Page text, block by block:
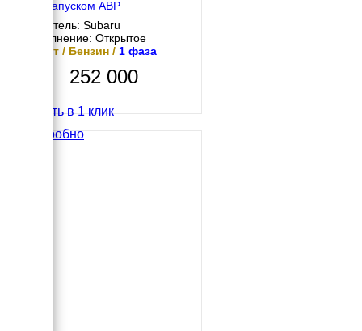
автозапуском АВР
Двигатель: Subaru
Исполнение: Открытое
12 кВт / Бензин / 1 фаза
252 000
Купить в 1 клик
Подробно